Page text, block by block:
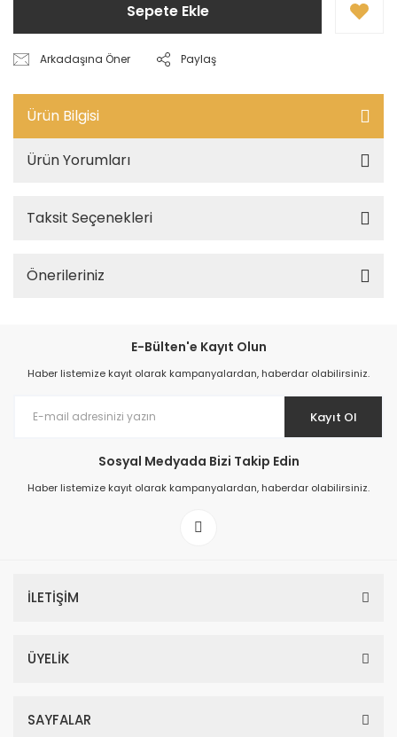
Sepete Ekle
Arkadaşına Öner Paylaş
Ürün Bilgisi
Ürün Yorumları
Taksit Seçenekleri
Önerileriniz
E-Bülten'e Kayıt Olun
Haber listemize kayıt olarak kampanyalardan, haberdar olabilirsiniz.
Kayıt Ol
Sosyal Medyada Bizi Takip Edin
Haber listemize kayıt olarak kampanyalardan, haberdar olabilirsiniz.
İLETİŞİM
ÜYELİK
SAYFALAR